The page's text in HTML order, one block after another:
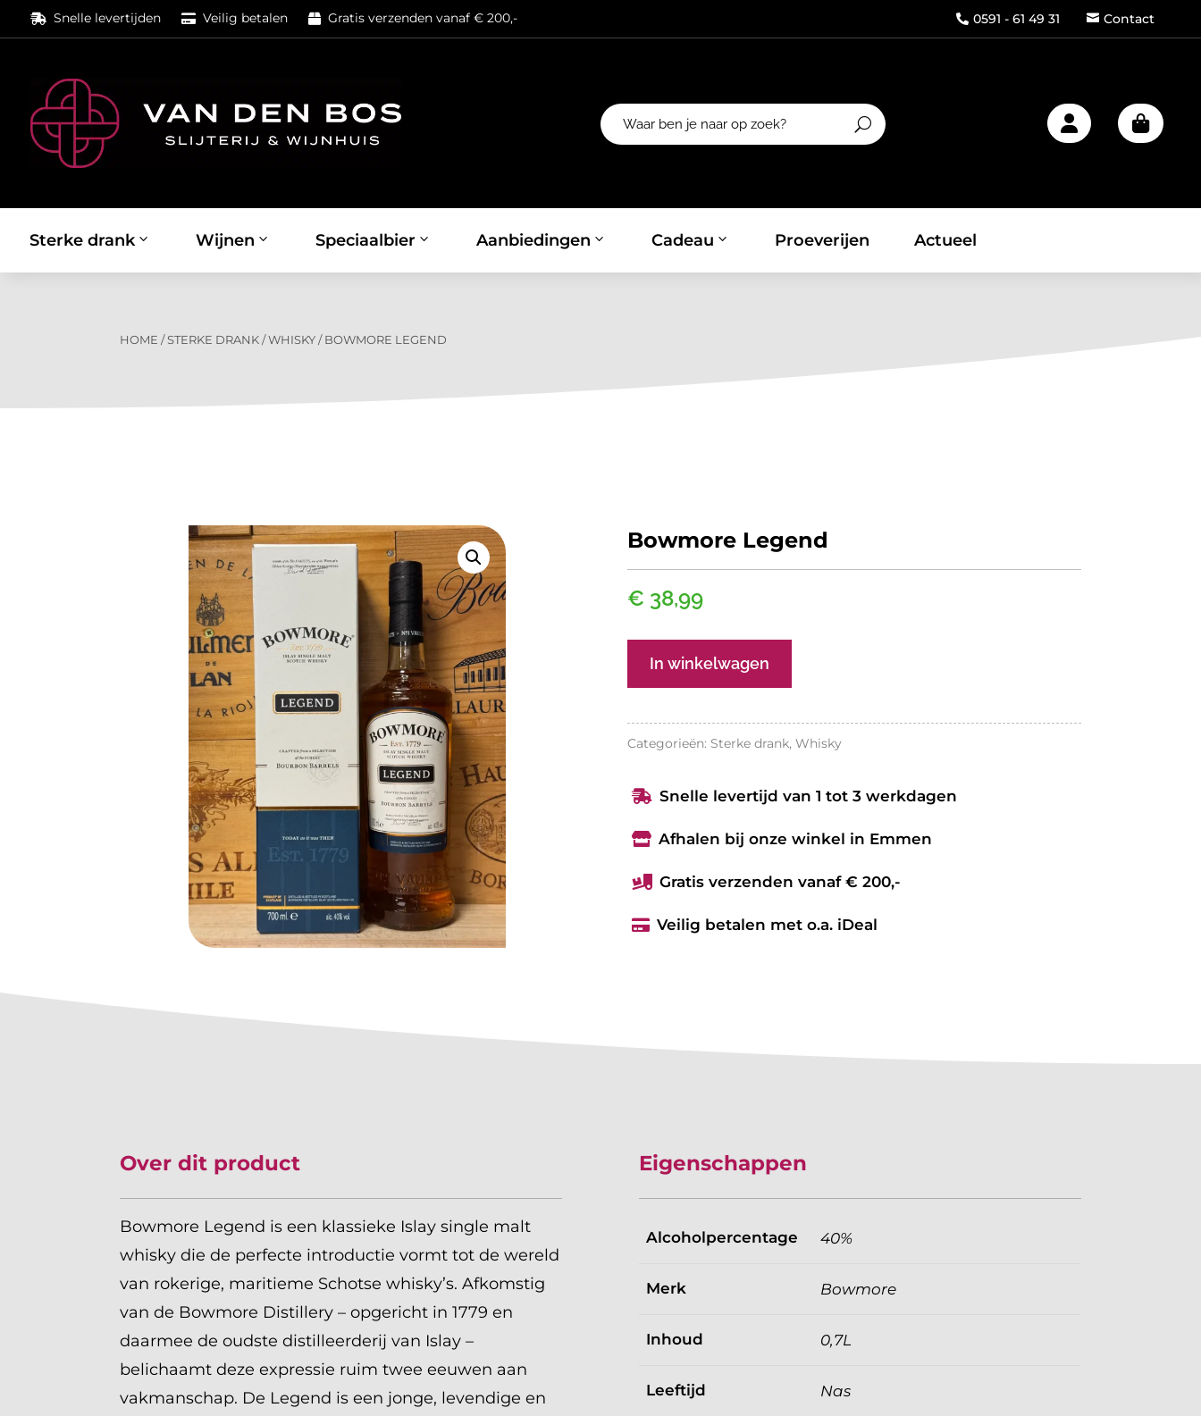
 Snelle levertijden  Veilig betalen  Gratis verzenden vanaf € 200,-  0591 - 61 49 31  Contact

Sterke drank Wijnen Speciaalbier Aanbiedingen Cadeau Proeverijen Actueel
HOME /STERKE DRANK /WHISKY / BOWMORE LEGEND
Bowmore Legend
€ 38,99
Bowmore
In winkelwagen
Categorieën: Sterke drank, Whisky
 Snelle levertijd van 1 tot 3 werkdagen
 Afhalen bij onze winkel in Emmen
 Gratis verzenden vanaf € 200,-
 Veilig betalen met o.a. iDeal
Over dit product
Bowmore Legend is een klassieke Islay single malt
whisky die de perfecte introductie vormt tot de wereld
van rokerige, maritieme Schotse whisky’s. Afkomstig
van de Bowmore Distillery – opgericht in 1779 en
daarmee de oudste distilleerderij van Islay –
belichaamt deze expressie ruim twee eeuwen aan
vakmanschap. De Legend is een jonge, levendige en
Eigenschappen
Alcoholpercentage 40%
Merk Bowmore
Inhoud 0,7L
Leeftijd Nas